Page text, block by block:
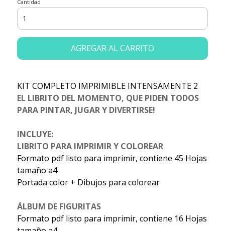
Cantidad
AGREGAR AL CARRITO
KIT COMPLETO IMPRIMIBLE INTENSAMENTE 2
EL LIBRITO DEL MOMENTO, QUE PIDEN TODOS
PARA PINTAR, JUGAR Y DIVERTIRSE!
INCLUYE:
LIBRITO PARA IMPRIMIR Y COLOREAR
Formato pdf listo para imprimir, contiene 45 Hojas
tamaño a4
Portada color + Dibujos para colorear
ÁLBUM DE FIGURITAS
Formato pdf listo para imprimir, contiene 16 Hojas